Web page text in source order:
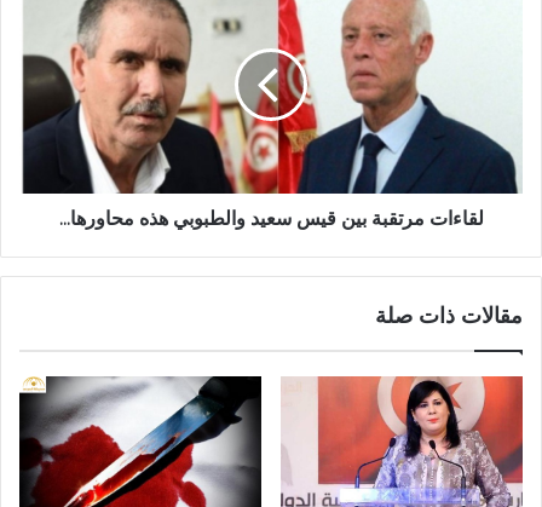
لقاءات مرتقبة بين قيس سعيد والطبوبي هذه محاورها...
مقالات ذات صلة